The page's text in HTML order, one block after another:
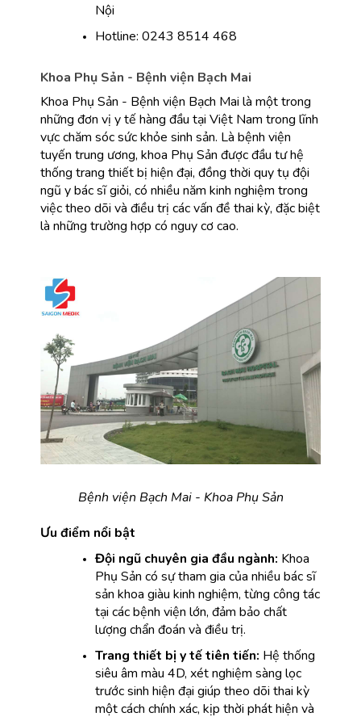
Nội
Hotline: 0243 8514 468
Khoa Phụ Sản - Bệnh viện Bạch Mai
Khoa Phụ Sản - Bệnh viện Bạch Mai là một trong
những đơn vị y tế hàng đầu tại Việt Nam trong lĩnh
vực chăm sóc sức khỏe sinh sản. Là bệnh viện
tuyến trung ương, khoa Phụ Sản được đầu tư hệ
thống trang thiết bị hiện đại, đồng thời quy tụ đội
ngũ y bác sĩ giỏi, có nhiều năm kinh nghiệm trong
việc theo dõi và điều trị các vấn đề thai kỳ, đặc biệt
là những trường hợp có nguy cơ cao.
Bệnh viện Bạch Mai - Khoa Phụ Sản
Ưu điểm nổi bật
Đội ngũ chuyên gia đầu ngành: Khoa
Phụ Sản có sự tham gia của nhiều bác sĩ
sản khoa giàu kinh nghiệm, từng công tác
tại các bệnh viện lớn, đảm bảo chất
lượng chẩn đoán và điều trị.
Trang thiết bị y tế tiên tiến: Hệ thống
siêu âm màu 4D, xét nghiệm sàng lọc
trước sinh hiện đại giúp theo dõi thai kỳ
một cách chính xác, kịp thời phát hiện và